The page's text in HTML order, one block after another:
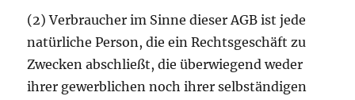
(2) Verbraucher im Sinne dieser AGB ist jede
natürliche Person, die ein Rechtsgeschäft zu
Zwecken abschließt, die überwiegend weder
ihrer gewerblichen noch ihrer selbständigen